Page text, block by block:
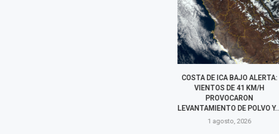
COSTA DE ICA BAJO ALERTA:
VIENTOS DE 41 KM/H
PROVOCARON
LEVANTAMIENTO DE POLVO Y...
1 agosto, 2026